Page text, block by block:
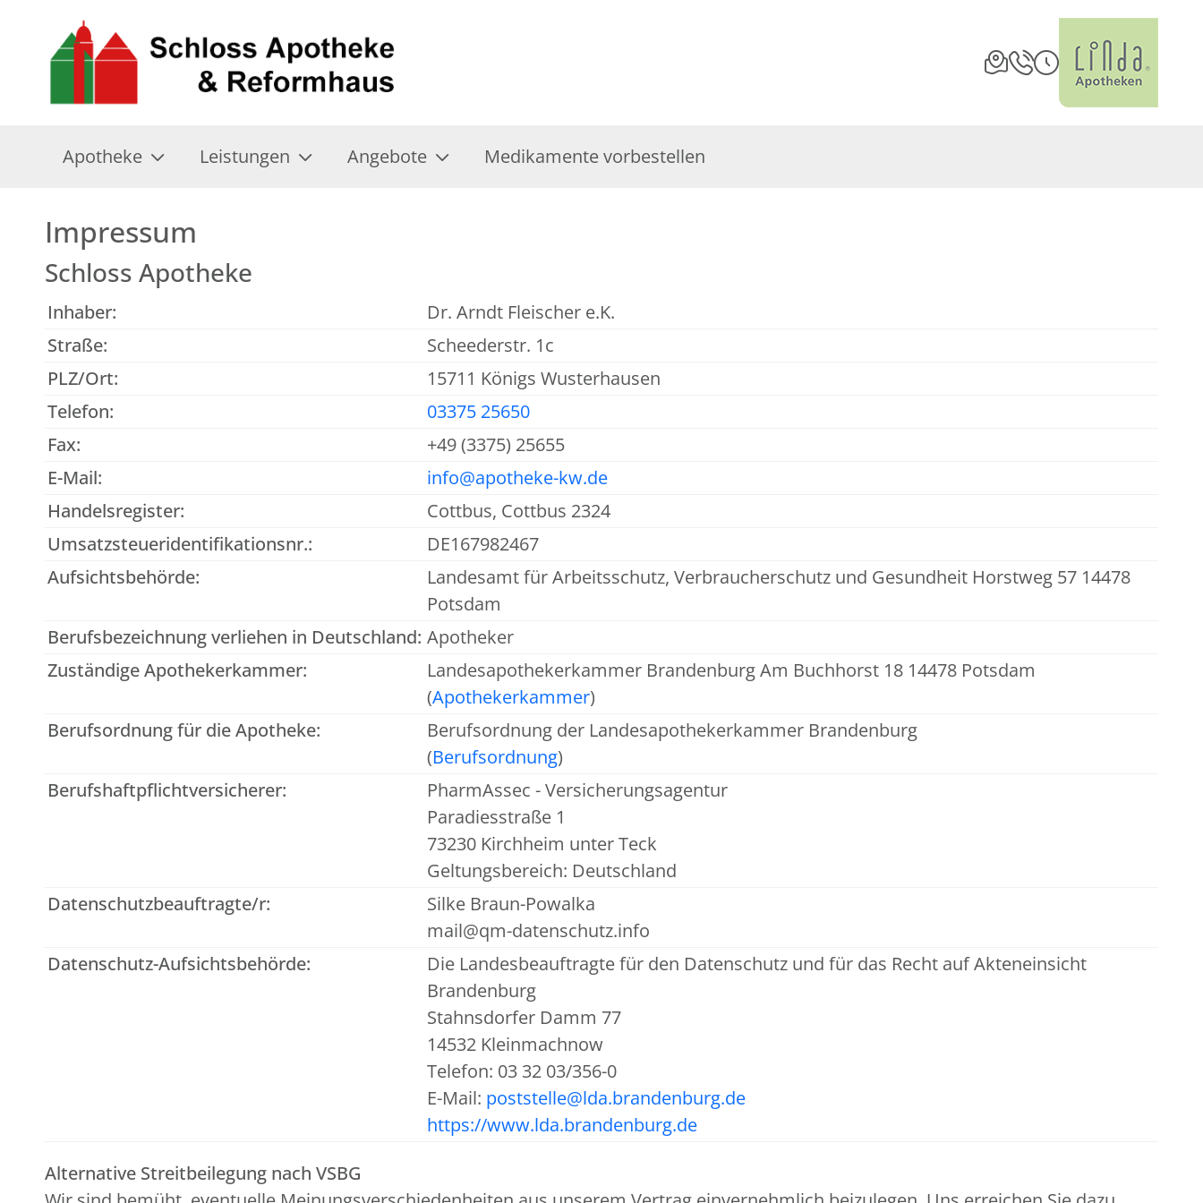
Apotheke Leistungen Angebote Medikamente vorbestellen
Impressum
Schloss Apotheke
Inhaber:
Dr. Arndt Fleischer e.K.
Straße:
Scheederstr. 1c
PLZ/Ort:
15711 Königs Wusterhausen
Telefon:
03375 25650
Fax:
+49 (3375) 25655
E-Mail:
info@apotheke-kw.de
Handelsregister:
Cottbus, Cottbus 2324
Umsatzsteueridentifikationsnr.:
DE167982467
Aufsichtsbehörde:
Landesamt für Arbeitsschutz, Verbraucherschutz und Gesundheit Horstweg 57 14478
Potsdam
Berufsbezeichnung verliehen in Deutschland: Apotheker
Zuständige Apothekerkammer:
Landesapothekerkammer Brandenburg Am Buchhorst 18 14478 Potsdam
(Apothekerkammer)
Berufsordnung für die Apotheke:
Berufsordnung der Landesapothekerkammer Brandenburg
(Berufsordnung)
Berufshaftpflichtversicherer:
PharmAssec - Versicherungsagentur
Paradiesstraße 1
73230 Kirchheim unter Teck
Geltungsbereich: Deutschland
Datenschutzbeauftragte/r:
Silke Braun-Powalka
mail@qm-datenschutz.info
Datenschutz-Aufsichtsbehörde:
Die Landesbeauftragte für den Datenschutz und für das Recht auf Akteneinsicht
Brandenburg
Stahnsdorfer Damm 77
14532 Kleinmachnow
Telefon: 03 32 03/356-0
E-Mail: poststelle@lda.brandenburg.de
https://www.lda.brandenburg.de
Alternative Streitbeilegung nach VSBG